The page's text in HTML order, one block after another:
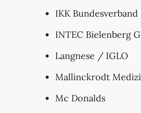
IKK Bundesverband
INTEC Bielenberg
Langnese / IGLO
Mallinckrodt
Mc Donalds